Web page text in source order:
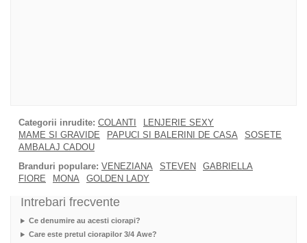
Categorii inrudite: COLANTI
LENJERIE SEXY
MAME SI GRAVIDE
PAPUCI SI BALERINI DE CASA
SOSETE
AMBALAJ CADOU
Branduri populare: VENEZIANA STEVEN
GABRIELLA
FIORE
MONA GOLDEN LADY
Intrebari frecvente
Ce denumire au acesti ciorapi?
Care este pretul ciorapilor 3/4 Awe?